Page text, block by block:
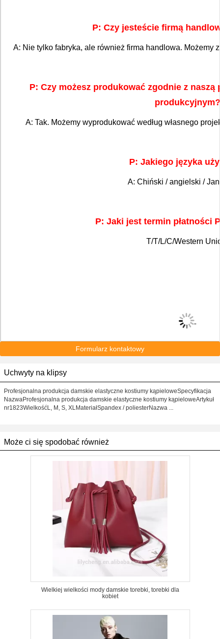
P: Czy jesteście firmą
A: Nie tylko fabryka, ale również firma handlowa. Możemy
P: Czy możesz produkować zgodnie z naszą
produkcyjnym?
A: Tak. Możemy wyprodukować według własnego
P: Jakiego języka
A: Chiński / angielski /
P: Jaki jest termin płatności
T/T/L/C/Western
Formularz kontaktowy
Uchwyty na klipsy
Profesjonalna produkcja damskie elastyczne kostiumy kąpieloweSpecyfikacja
NazwaProfesjonalna produkcja damskie elastyczne kostiumy kąpieloweArtykuł
nr1823WielkośćL, M, S, XLMateriałSpandex / poliesterNazwa ...
Może ci się spodobać również
Wielkiej wielkości mody damskie torebki, torebki dla
kobiet